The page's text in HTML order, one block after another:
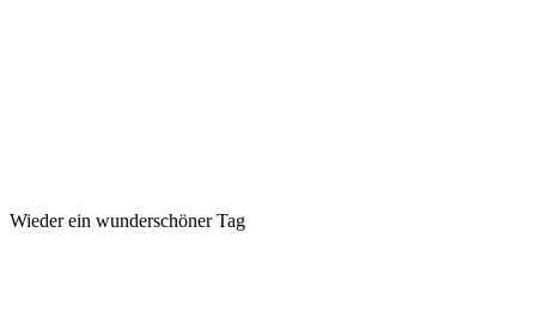
Wieder ein wunderschöner Tag